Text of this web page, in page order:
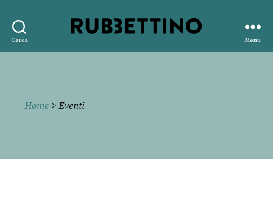
Cerca
editore
Menu
Home > Eventi